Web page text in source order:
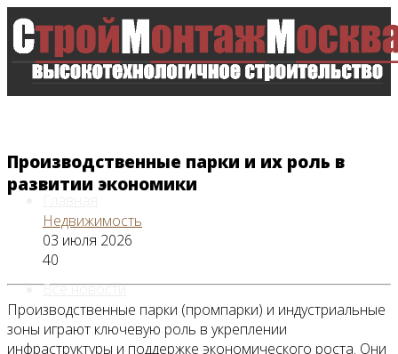
Все новости
Производственные парки и их роль в
развитии экономики
Недвижимость
03 июля 2026
40
Производственные парки (промпарки) и индустриальные
зоны играют ключевую роль в укреплении
инфраструктуры и поддержке экономического роста. Они